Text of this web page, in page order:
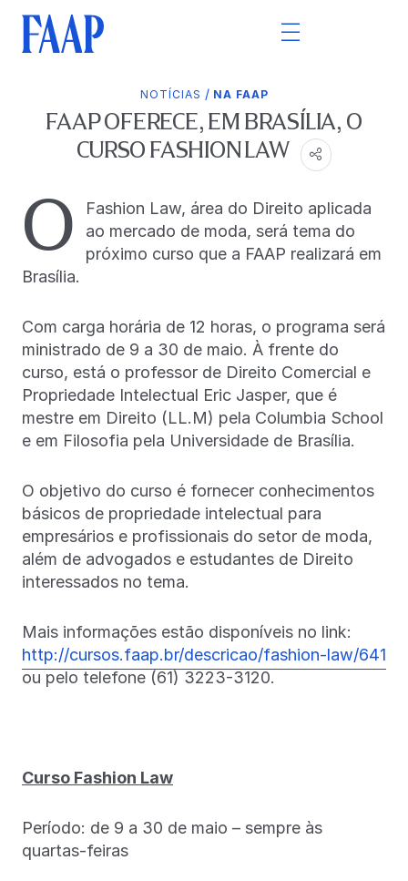
NOTÍCIAS / NA FAAP
FAAP OFERECE, EM BRASÍLIA, O
CURSO FASHION LAW
O
Fashion Law, área do Direito aplicada
ao mercado de moda, será tema do
próximo curso que a FAAP realizará em
Brasília.
Com carga horária de 12 horas, o programa será
ministrado de 9 a 30 de maio. À frente do
curso, está o professor de Direito Comercial e
Propriedade Intelectual Eric Jasper, que é
mestre em Direito (LL.M) pela Columbia School
e em Filosofia pela Universidade de Brasília.
O objetivo do curso é fornecer conhecimentos
básicos de propriedade intelectual para
empresários e profissionais do setor de moda,
além de advogados e estudantes de Direito
interessados no tema.
Mais informações estão disponíveis no link:
http://cursos.faap.br/descricao/fashion-law/641
ou pelo telefone (61) 3223-3120.
Curso Fashion Law
Período: de 9 a 30 de maio – sempre às
quartas-feiras